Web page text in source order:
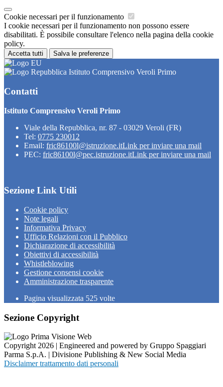
Cookie necessari per il funzionamento
I cookie necessari per il funzionamento non possono essere
disabilitati. È possibile consultare l'elenco nella pagina della cookie
policy.
Accetta tutti Salva le preferenze
Istituto Comprensivo Veroli Primo
Contatti
Istituto Comprensivo Veroli Primo
Viale della Repubblica, nr. 87 - 03029 Veroli (FR)
Tel: 0775 230012
Email: fric86100l@istruzione.itLink per inviare una mail
PEC: fric86100l@pec.istruzione.itLink per inviare una mail
Sezione Link Utili
Cookie policy
Note legali
Informativa Privacy
Ufficio Relazioni con il Pubblico
Dichiarazione di accessibilità
Obiettivi di accessibilità
Whistleblowing
Gestione consensi cookie
Amministrazione trasparente
Pagina visualizzata 525 volte
Sezione Copyright
Copyright 2026 | Engineered and powered by Gruppo Spaggiari
Parma S.p.A. | Divisione Publishing & New Social Media
Disclaimer trattamento dati personali